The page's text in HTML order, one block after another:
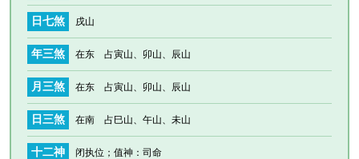
日七煞 戌山
年三煞 在东 占寅山、卯山、辰山
月三煞 在东 占寅山、卯山、辰山
日三煞 在南 占巳山、午山、未山
十二神 闭执位 ；值神：司命